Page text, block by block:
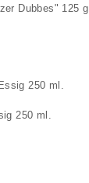
Dubbes" 125 g
250 ml.